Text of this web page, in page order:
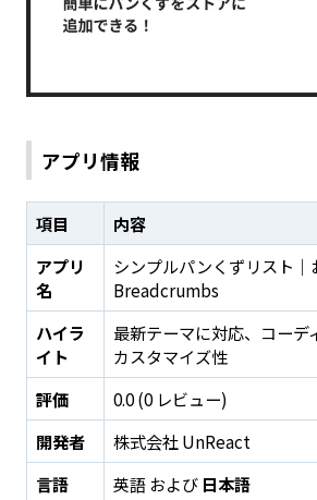
アプリ情報
項目
内容
アプリ
名
シンプルパンくずリスト｜
Breadcrumbs
ハイラ
イト
最新テーマに対応、コーデ
カスタマイズ性
評価
0.0 (0 レビュー)
開発者
株式会社 UnReact
言語
英語 および 日本語